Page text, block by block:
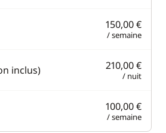
150,00 €
/ semaine
inclus) 210,00 €
/ nuit
100,00 €
/ semaine